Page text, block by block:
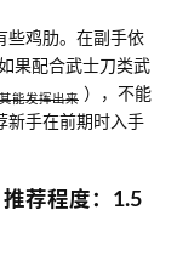
些鸡肋。在副手依
果配合武士刀类武
能发挥出来 ），不能
新手在前期时入手
荐程度：1.5